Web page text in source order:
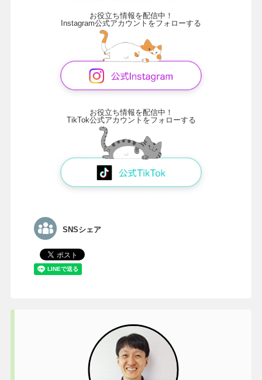
お役立ち情報を配信中！
Instagram公式アカウントをフォローする
お役立ち情報を配信中！
TikTok公式アカウントをフォローする
SNSシェア